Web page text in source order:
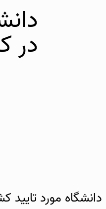
در
دانشگاه مورد تایید